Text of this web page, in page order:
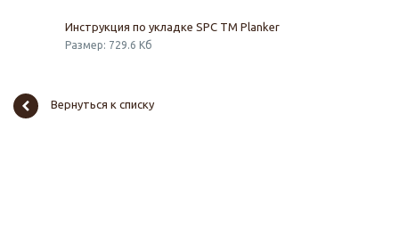
Инструкция по укладке SPC TM Planker
Размер: 729.6 Кб
Вернуться к списку